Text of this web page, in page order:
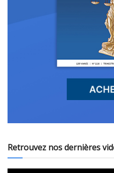
Retrouvez nos dernières